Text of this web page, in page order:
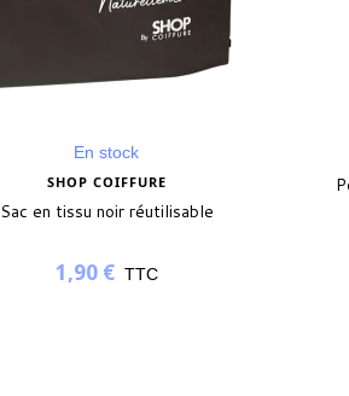
En stock
SHOP COIFFURE
Sac en tissu noir réutilisable
1,90 € TTC